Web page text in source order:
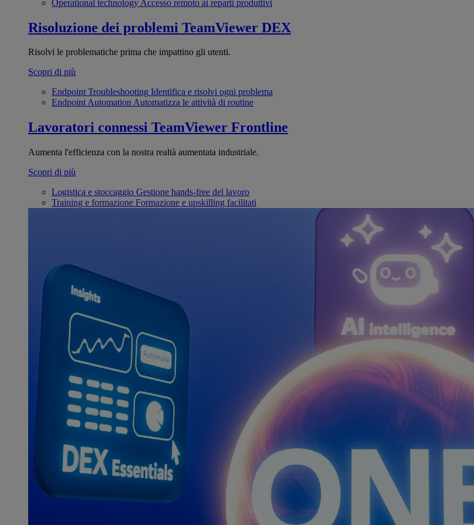
Operational technology Accesso remoto ai reparti produttivi
Risoluzione dei problemi TeamViewer DEX
Risolvi le problematiche prima che impattino gli utenti.
Scopri di più
Endpoint Troubleshooting Identifica e risolvi ogni problema
Endpoint AutomationAutomatizza le attività di routine
Lavoratori connessi TeamViewer Frontline
Aumenta l'efficienza con la nostra realtà aumentata industriale.
Scopri di più
Logistica e stoccaggio Gestione hands-free del lavoro
Training e formazione Formazione e upskilling facilitati